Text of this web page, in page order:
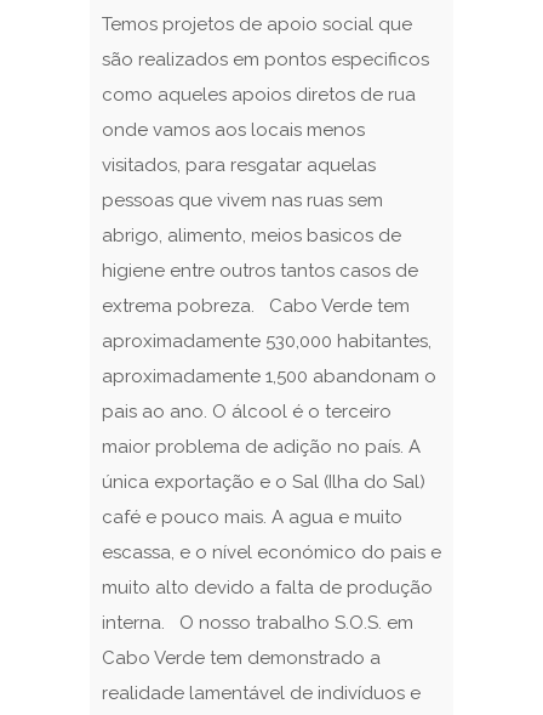
Temos projetos de apoio social que
são realizados em pontos especificos
como aqueles apoios diretos de rua
onde vamos aos locais menos
visitados, para resgatar aquelas
pessoas que vivem nas ruas sem
abrigo, alimento, meios basicos de
higiene entre outros tantos casos de
extrema pobreza. Cabo Verde tem
aproximadamente 530,000 habitantes,
aproximadamente 1,500 abandonam o
pais ao ano. O álcool é o terceiro
maior problema de adição no país. A
única exportação e o Sal (Ilha do Sal)
café e pouco mais. A agua e muito
escassa, e o nível económico do pais e
muito alto devido a falta de produção
interna. O nosso trabalho S.O.S. em
Cabo Verde tem demonstrado a
realidade lamentável de indivíduos e